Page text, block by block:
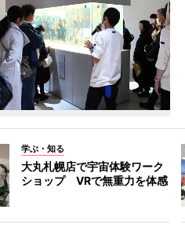
学ぶ・知る
大丸札幌店で宇宙体験ワーク
ショップ VRで無重力を体感